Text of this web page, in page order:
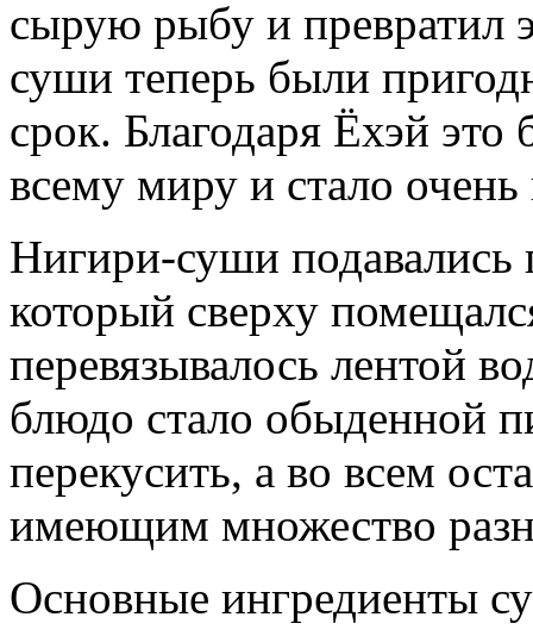
сырую рыбу и превратил
суши теперь были
срок. Благодаря Ёхэй
всему миру и стало
Нигири-суши подавались
который сверху
перевязывалось лентой
блюдо стало обыденной
перекусить, а во всем
имеющим множество
Основные ингредиенты